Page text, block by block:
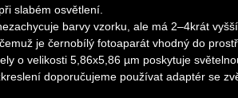
slabém osvětlení.
barvy vzorku, ale má 2–4krát
je černobílý fotoaparát vhodný do
o velikosti 5,86x5,86 µm poskytuje
doporučujeme používat adaptér se